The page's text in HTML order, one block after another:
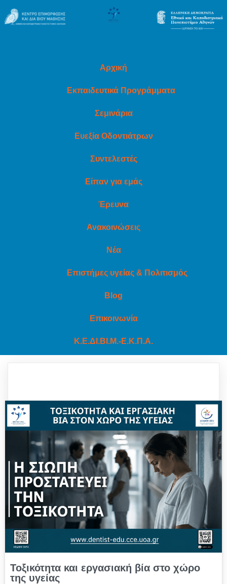
Αρχική
Εκπαιδευτικά Προγράμματα
Σεμινάρια
Ευεξία Οδοντιάτρων
Συντελεστές
Είπαν για εμάς
Έρευνα
Ανακοινώσεις
Νέα
Επιστήμες υγείας & Πολιτισμός
Blog
Επικοινωνία
Κ.Ε.ΔΙ.ΒΙ.Μ.-Ε.Κ.Π.Α.
Τοξικότητα και εργασιακή βία στο χώρο
της υγείας